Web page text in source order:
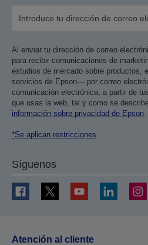
Al enviar tu dirección de correo
para recibir comunicaciones de
estudios de mercado sobre productos,
servicios de Epson— por correo
comunicación electrónica, a partir de
que usas la web, tal y como se
información sobre privacidad de Epson
*Se aplican restricciones
Síguenos
Atención al cliente